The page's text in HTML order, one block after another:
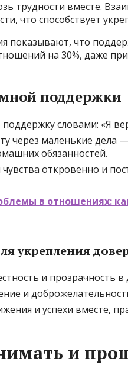
трудности вместе.
что способствует
показывают, что
на 30%, даже
поддержки
словами: «Я
через маленькие дела
обязанностей.
откровенно и
в отношениях:
укрепления
и прозрачность в
и
и успехи вместе,
и